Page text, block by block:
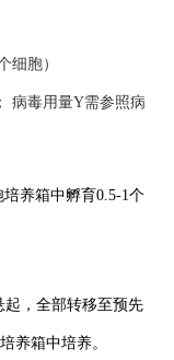
细胞）
病毒用量Y需参照病
养箱中孵育0.5-1个
起，全部转移至预先
养箱中培养。